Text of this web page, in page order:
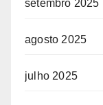
setembro 2025
agosto 2025
julho 2025